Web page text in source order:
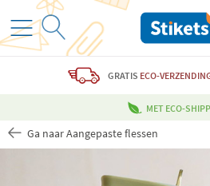
GRATIS ECO-
MET ECO-
Ga naar Aangepaste flessen